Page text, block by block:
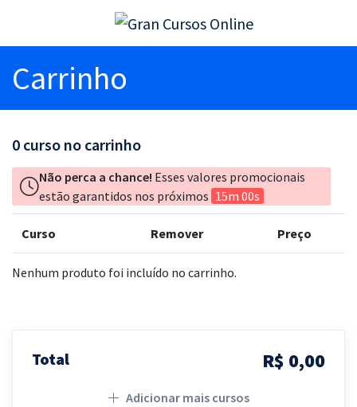
Carrinho
0 curso no carrinho
Não perca a chance! Esses valores promocionais
estão garantidos nos próximos 15m 00s
Curso Remover Preço
Nenhum produto foi incluído no carrinho.
Total R$ 0,00
Adicionar mais cursos